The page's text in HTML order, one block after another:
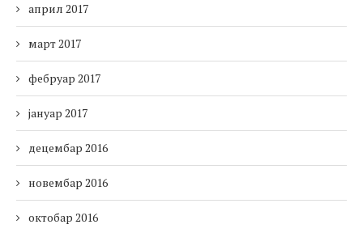
април 2017
март 2017
фебруар 2017
јануар 2017
децембар 2016
новембар 2016
октобар 2016